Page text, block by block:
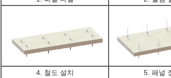
4. 철도 설치 5. 패널